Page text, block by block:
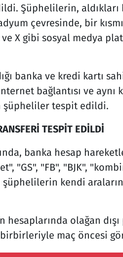
Şüphelilerin,
çevresinde, bir
X gibi sosyal medya
banka ve kredi kartı
bağlantısı ve
şüpheliler tespit edildi.
TESPİT EDİLDİ
banka hesap
"GS", "FB", "BJK",
kendi
hesaplarında olağan dışı
maç öncesi